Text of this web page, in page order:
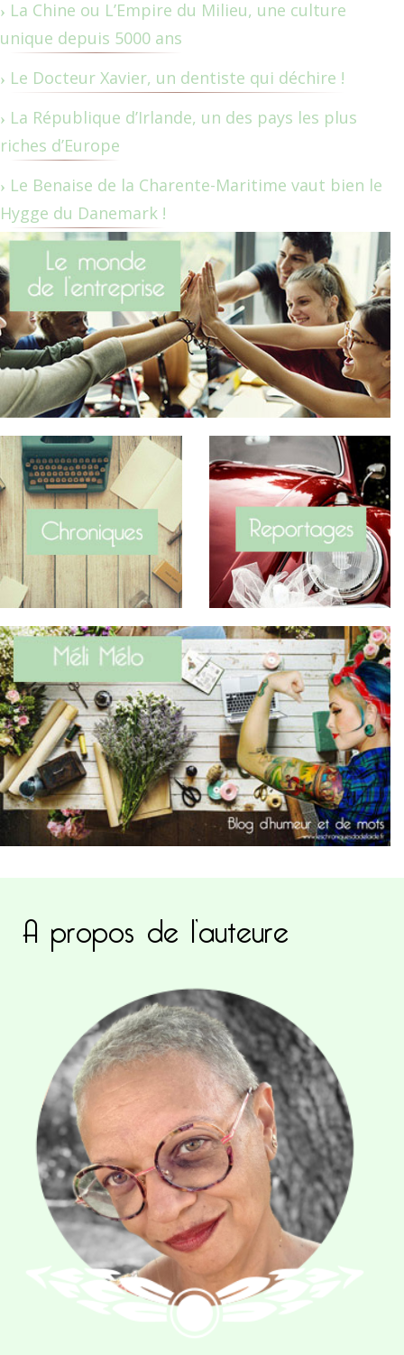
La Chine ou L’Empire du Milieu, une culture
unique depuis 5000 ans
Le Docteur Xavier, un dentiste qui déchire !
La République d’Irlande, un des pays les plus
riches d’Europe
Le Benaise de la Charente-Maritime vaut bien le
Hygge du Danemark !
A propos de l’auteure